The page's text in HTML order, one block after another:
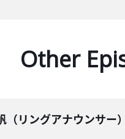
Other
リングアナウンサー）